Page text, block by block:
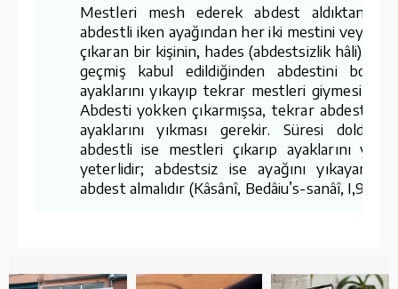
Mestleri mesh ederek abdest aldıktan
abdestli iken ayağından her iki mestini veya
çıkaran bir kişinin, hades (abdestsizlik hâli)
geçmiş kabul edildiğinden abdestini
ayaklarını yıkayıp tekrar mestleri giymesi
Abdesti yokken çıkarmışsa, tekrar abdest
ayaklarını yıkması gerekir. Süresi
abdestli ise mestleri çıkarıp ayaklarını
yeterlidir; abdestsiz ise ayağını yıkayarak
abdest almalıdır (Kâsânî, Bedâiu’s-sanâî, I,9).